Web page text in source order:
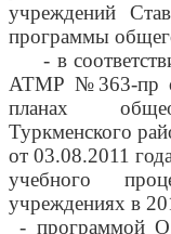
учреждений
программы
- в
АТМР №363-пр
планах
Туркменского
от 03.08.2011
учебного
учреждениях в
- программой